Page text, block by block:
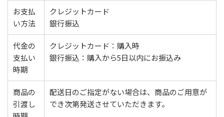
お支払
い方法
クレジットカード
銀行振込
代金の
支払い
時期
クレジットカード：購入時
銀行振込：購入から5日以内にお振込み
商品の
引渡し
配送日のご指定がない場合は、商品のご用意が
でき次第発送させていただきます。